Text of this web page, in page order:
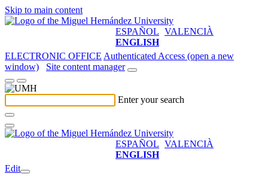
Skip to main content
ESPAÑOL VALENCIÀ
ENGLISH
ELECTRONIC OFFICE Authenticated Access (open a new
window)
Site content manager
Enter your search
ESPAÑOL VALENCIÀ
ENGLISH
Edit